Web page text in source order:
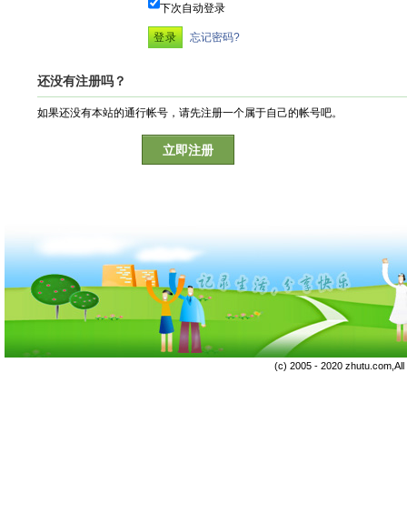
下次自动登录
忘记密码?
还没有注册吗？
如果还没有本站的通行帐号，请先注册一个属于自己的帐号吧。
立即注册
(c) 2005 - 2020